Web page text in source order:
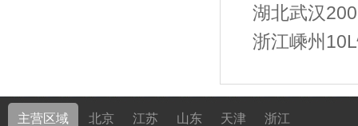
湖北武汉
浙江嵊州
主营区域 北京 江苏 山东 天津 浙江